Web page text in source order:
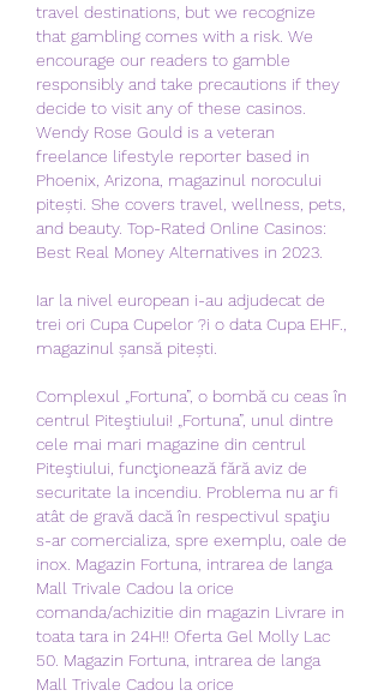
travel destinations, but we recognize
that gambling comes with a risk. We
encourage our readers to gamble
responsibly and take precautions if they
decide to visit any of these casinos.
Wendy Rose Gould is a veteran
freelance lifestyle reporter based in
Phoenix, Arizona, magazinul norocului
pitești. She covers travel, wellness, pets,
and beauty. Top-Rated Online Casinos:
Best Real Money Alternatives in 2023.
Iar la nivel european i-au adjudecat de
trei ori Cupa Cupelor ?i o data Cupa EHF.,
magazinul șansă pitești.
Complexul „Fortuna”, o bombă cu ceas în
centrul Piteştiului! „Fortuna”, unul dintre
cele mai mari magazine din centrul
Piteştiului, funcţionează fără aviz de
securitate la incendiu. Problema nu ar fi
atât de gravă dacă în respectivul spaţiu
s-ar comercializa, spre exemplu, oale de
inox. Magazin Fortuna, intrarea de langa
Mall Trivale Cadou la orice
comanda/achizitie din magazin Livrare in
toata tara in 24H!! Oferta Gel Molly Lac
50. Magazin Fortuna, intrarea de langa
Mall Trivale Cadou la orice